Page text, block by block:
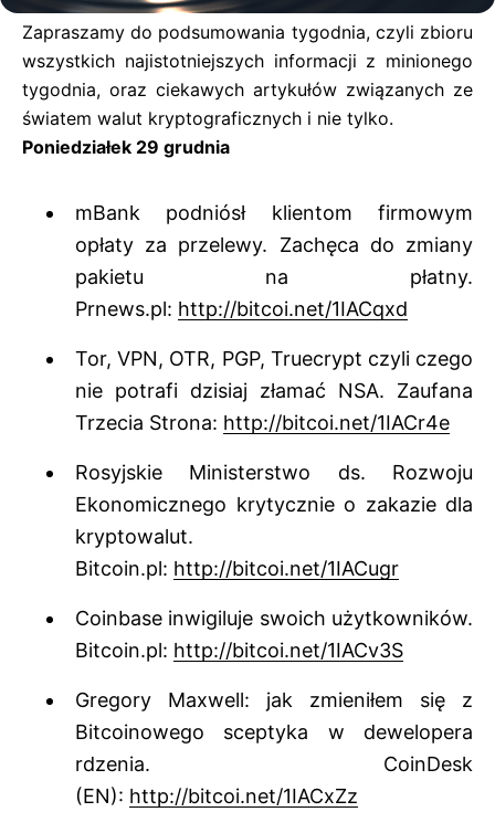
Zapraszamy do podsumowania tygodnia, czyli zbioru
wszystkich najistotniejszych informacji z minionego
tygodnia, oraz ciekawych artykułów związanych ze
światem walut kryptograficznych i nie tylko.
Poniedziałek 29 grudnia
mBank podniósł klientom firmowym
opłaty za przelewy. Zachęca do zmiany
pakietu na płatny.
Prnews.pl: http://bitcoi.net/1IACqxd
Tor, VPN, OTR, PGP, Truecrypt czyli czego
nie potrafi dzisiaj złamać NSA. Zaufana
Trzecia Strona: http://bitcoi.net/1IACr4e
Rosyjskie Ministerstwo ds. Rozwoju
Ekonomicznego krytycznie o zakazie dla
kryptowalut.
Bitcoin.pl: http://bitcoi.net/1IACugr
Coinbase inwigiluje swoich użytkowników.
Bitcoin.pl: http://bitcoi.net/1IACv3S
Gregory Maxwell: jak zmieniłem się z
Bitcoinowego sceptyka w dewelopera
rdzenia. CoinDesk
(EN): http://bitcoi.net/1IACxZz